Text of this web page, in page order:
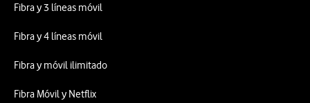
Fibra y 3 líneas móvil
Fibra y 4 líneas móvil
Fibra y móvil ilimitado
Fibra Móvil y Netflix